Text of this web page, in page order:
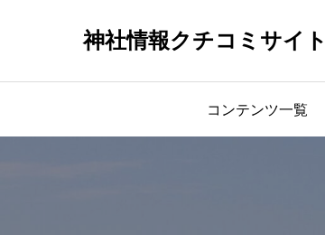
神社情報クチコミサイト
コンテンツ一覧